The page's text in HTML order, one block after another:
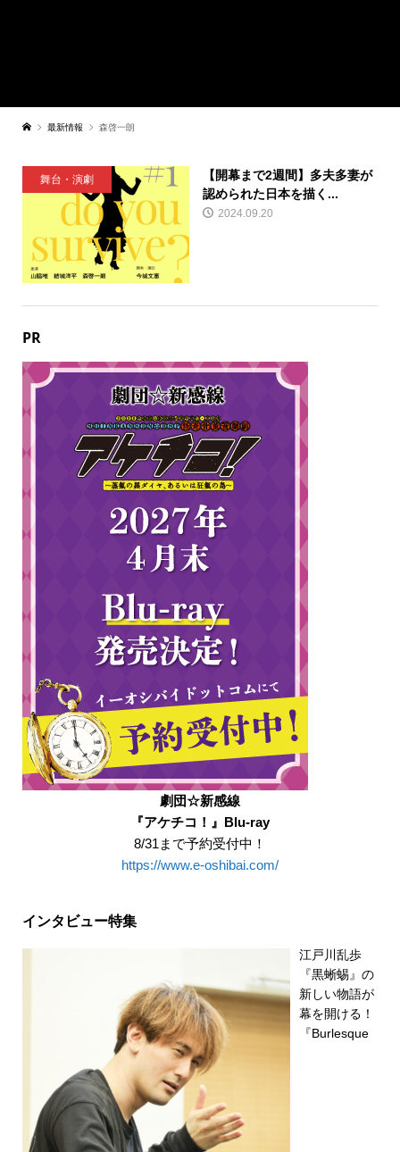
最新情報 森啓一朗
舞台・演劇
【開幕まで2週間】多夫多妻が
認められた日本を描く...
2024.09.20
PR
劇団☆新感線
『アケチコ！』Blu-ray
8/31まで予約受付中！
https://www.e-oshibai.com/
インタビュー特集
江戸川乱歩
『黒蜥蜴』の
新しい物語が
幕を開ける！
『Burlesque